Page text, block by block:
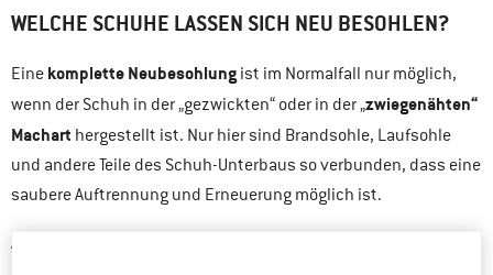
WELCHE SCHUHE LASSEN SICH NEU BESOHLEN?
Eine komplette Neubesohlung ist im Normalfall nur möglich,
wenn der Schuh in der „gezwickten“ oder in der „zwiegenähten“
Machart hergestellt ist. Nur hier sind Brandsohle, Laufsohle
und andere Teile des Schuh-Unterbaus so verbunden, dass eine
saubere Auftrennung und Erneuerung möglich ist.
Alternativ gibt es die